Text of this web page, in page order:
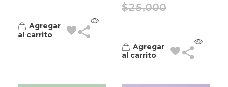
Agregar
al carrito
$25,000
Agregar
al carrito